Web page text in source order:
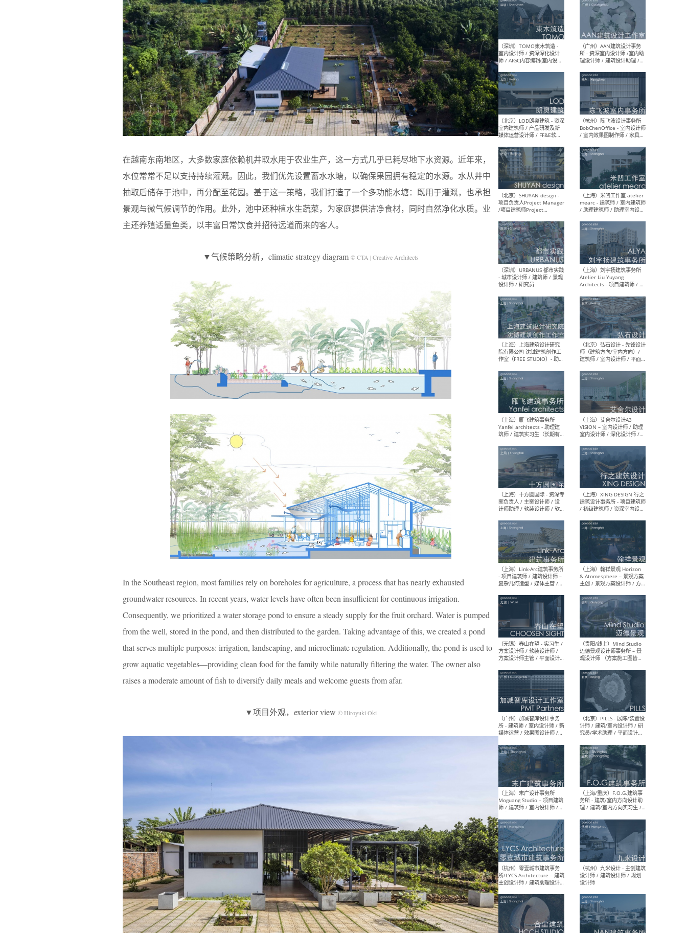
在越南东南地区，大多数家庭依赖机井取水用于农业生产，这一方式几乎已耗尽地下水资源。近年来，
水位常常不足以支持持续灌溉。因此，我们优先设置蓄水水塘，以确保果园拥有稳定的水源。水从井中
抽取后储存于池中，再分配至花园。基于这一策略，我们打造了一个多功能水塘：既用于灌溉，也承担
景观与微气候调节的作用。此外，池中还种植水生蔬菜，为家庭提供洁净食材，同时自然净化水质。业
主还养殖适量鱼类，以丰富日常饮食并招待远道而来的客人。
▼气候策略分析，climatic strategy diagram © CTA | Creative Architects
In the Southeast region, most families rely on boreholes for agriculture, a process that has nearly exhausted
groundwater resources. In recent years, water levels have often been insufficient for continuous irrigation.
Consequently, we prioritized a water storage pond to ensure a steady supply for the fruit orchard. Water is pumped
from the well, stored in the pond, and then distributed to the garden. Taking advantage of this, we created a pond
that serves multiple purposes: irrigation, landscaping, and microclimate regulation. Additionally, the pond is used to
grow aquatic vegetables—providing clean food for the family while naturally filtering the water. The owner also
raises a moderate amount of fish to diversify daily meals and welcome guests from afar.
▼项目外观，exterior view © Hiroyuki Oki
（南京/淮安）江苏美城建筑
规划设计院有限公司 - 建筑方
案设计师 / 商务经理 / 暖通
设计师 / 造价工程师
（大理）之间建筑
ArCONNECT – 项目建筑师 /
建筑师 / 助理建筑师 / 室内
设计师 / 实习生
（深圳）TOMO東木筑造 -
室内设计师 / 资深深化设计
方向) / 照明设计师 / 软装设
计师
（北京）LOD朗奥建筑 - 资深
室内建筑师 / 产品研发及新
媒体运营设计师 / FF&E软装
设计师 / 深化设计师 / 实习
生
（北京）SHUYAN design -
项目负责人Project Manager
/项目建筑师Project
Architect / 助理建筑师
Assistant Architect / 创始
人助理Founder's Assistant
/ 实习生Intern
（深圳）URBANUS 都市实践
- 城市设计师 / 建筑师 / 景观
设计师 / 研究员
（上海）上海建筑设计研究
院有限公司 沈钺建筑创作工
作室（FREE STUDIO）- 助理
建筑师 / 驻场建筑师 / 实习
生
（上海）雁飞建筑事务所
Yanfei architects - 助理建
筑师 / 建筑实习生（长期有
效）
（上海）十方圆国际 - 资深专
案负责人 / 主案设计师 / 设
计师助理 / 软装设计师 / 软
装设计师助理
（上海）Link-Arc建筑事务所
复杂几何造型 / 媒体主管 /
学术研究专员 / 实习生计划
（无锡）春山在望 - 实习生 /
方案设计师 / 软装设计师 /
方案设计师主管 / 平面设计
师